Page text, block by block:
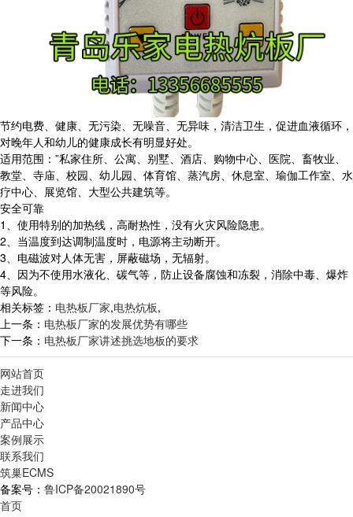
节约电费、健康、无污染、无噪音、无异味，清洁卫生，促进血液循环，
对晚年人和幼儿的健康成长有明显好处。
适用范围：”私家住所、公寓、别墅、酒店、购物中心、医院、畜牧业、
教堂、寺庙、校园、幼儿园、体育馆、蒸汽房、休息室、瑜伽工作室、水
疗中心、展览馆、大型公共建筑等。
安全可靠
1、使用特别的加热线，高耐热性，没有火灾风险隐患。
2、当温度到达调制温度时，电源将主动断开。
3、电磁波对人体无害，屏蔽磁场，无辐射。
4、因为不使用水液化、碳气等，防止设备腐蚀和冻裂，消除中毒、爆炸
等风险。
相关标签： 电热板厂家,电热炕板,
上一条： 电热板厂家的发展优势有哪些
下一条： 电热板厂家讲述挑选地板的要求
网站首页
走进我们
新闻中心
产品中心
案例展示
联系我们
筑巢ECMS
备案号： 鲁ICP备20021890号
首页